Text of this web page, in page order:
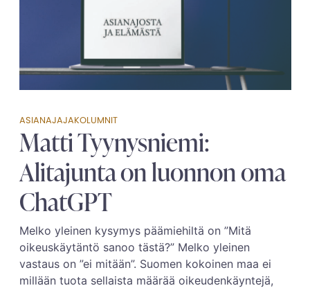
ASIANAJAJAKOLUMNIT
Matti Tyynysniemi:
Alitajunta on luonnon oma
ChatGPT
Melko yleinen kysymys päämiehiltä on ”Mitä
oikeuskäytäntö sanoo tästä?” Melko yleinen
vastaus on ”ei mitään”. Suomen kokoinen maa ei
millään tuota sellaista määrää oikeudenkäyntejä,